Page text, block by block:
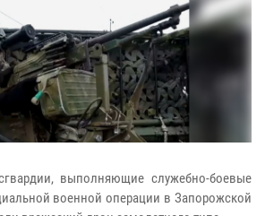
выполняющие служебно-боевые
военной операции в Запорожской